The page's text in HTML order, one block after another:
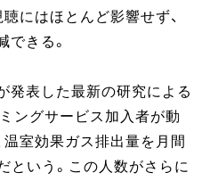
にはほとんど影響せず、
できる。
発表した最新の研究による
ングサービス加入者が動
室効果ガス排出量を月間
という。この人数がさらに